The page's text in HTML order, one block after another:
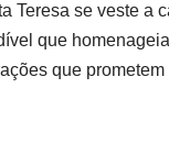
Teresa se veste a
que
que